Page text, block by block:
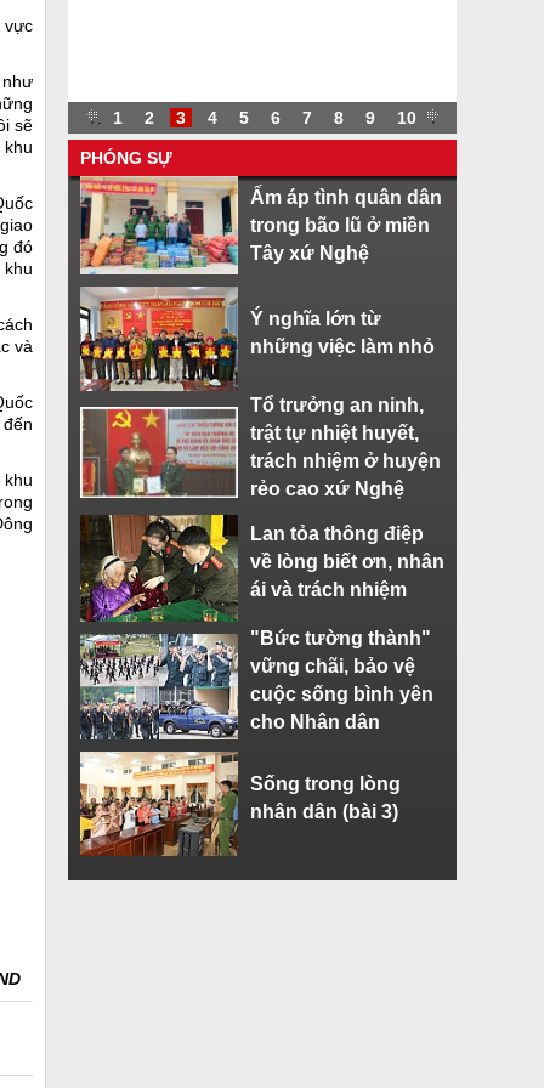
vực
như
sẽ
đó
và
. 1 2 3 4 5 6 7 8 9 10 .
PHÓNG SỰ
Ấm áp tình quân dân
trong bão lũ ở miền
Tây xứ Nghệ
Ý nghĩa lớn từ
những việc làm nhỏ
Tổ trưởng an ninh,
trật tự nhiệt huyết,
trách nhiệm ở huyện
rẻo cao xứ Nghệ
Lan tỏa thông điệp
về lòng biết ơn, nhân
ái và trách nhiệm
"Bức tường thành"
vững chãi, bảo vệ
cuộc sống bình yên
cho Nhân dân
Sống trong lòng
nhân dân (bài 3)